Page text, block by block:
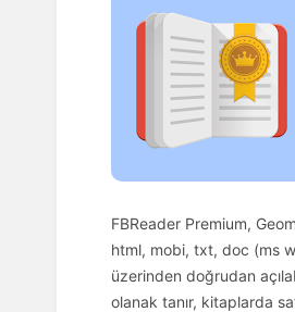
FBReader Premium,
html, mobi, txt, doc (ms
üzerinden doğrudan
olanak tanır, kitaplarda